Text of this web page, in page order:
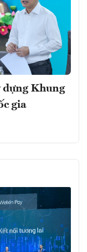
dựng Khung
gia